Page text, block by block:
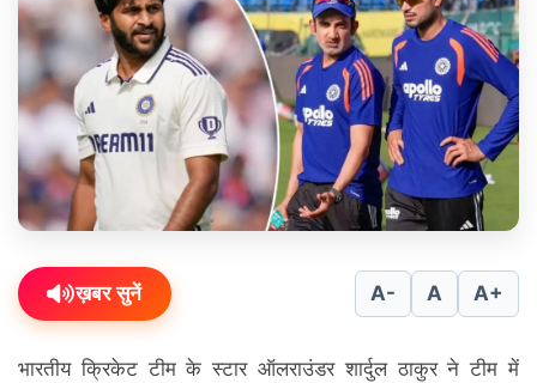
ख़बर सुनें A- A A+
भारतीय क्रिकेट टीम के स्टार ऑलराउंडर शार्दुल ठाकुर ने टीम में